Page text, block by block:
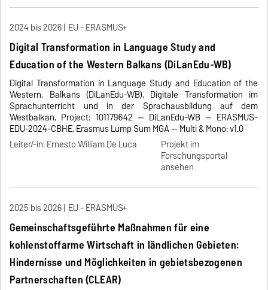
2024 bis 2026 EU - ERASMUS+
Digital Transformation in Language Study and
Education of the Western Balkans (DiLanEdu-WB)
Digital Transformation in Language Study and Education of the
Western, Balkans (DiLanEdu-WB), Digitale Transformation im
Sprachunterricht und in der Sprachausbildung auf dem
Westbalkan, Project: 101179642 — DiLanEdu-WB — ERASMUS-
EDU-2024-CBHE, Erasmus Lump Sum MGA — Multi & Mono: v1.0
Leiter/-in: Ernesto William De Luca
Projekt im
Forschungsportal
ansehen
2025 bis 2026 EU - ERASMUS+
Gemeinschaftsgeführte Maßnahmen für eine
kohlenstoffarme Wirtschaft in ländlichen Gebieten:
Hindernisse und Möglichkeiten in gebietsbezogenen
Partnerschaften (CLEAR)